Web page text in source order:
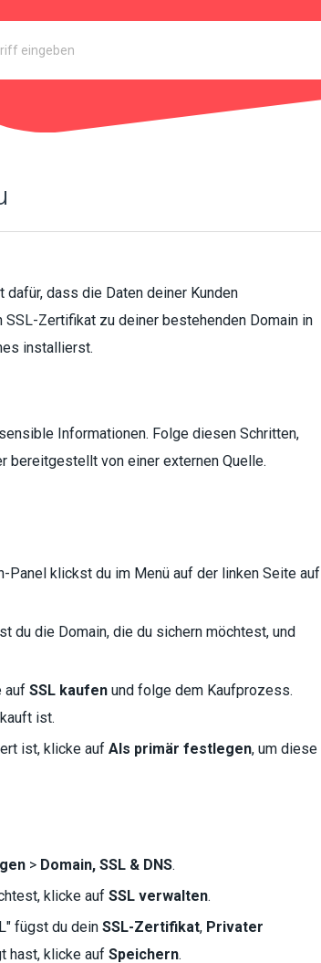
dass die Daten deiner Kunden
Zertifikat zu deiner bestehenden Domain in
installierst.
Informationen. Folge diesen Schritten,
bereitgestellt von einer externen Quelle.
Panel klickst du im Menü auf der linken Seite auf
du die Domain, die du sichern möchtest, und
aufSSL kaufen und folge dem Kaufprozess.
ist.
ist, klicke aufAls primär festlegen, um diese
> Domain, SSL & DNS.
klicke aufSSL verwalten.
fügst du deinSSL-Zertifikat, Privater
hast, klicke aufSpeichern.